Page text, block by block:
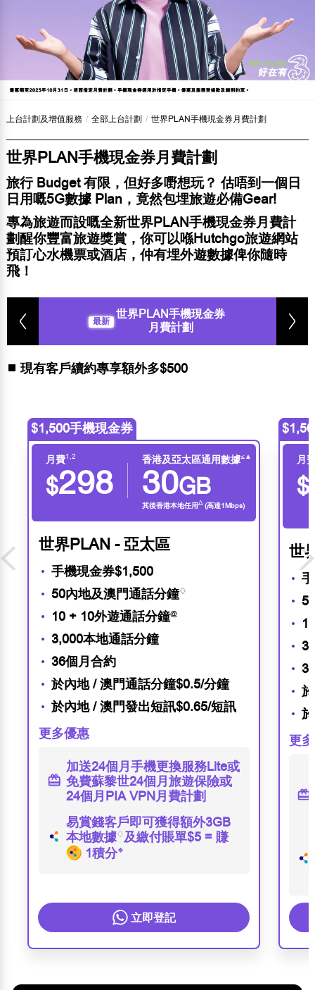
上台計劃及增值服務 / 全部上台計劃 / 世界PLAN手機現金券月費計劃
世界PLAN手機現金券月費計劃
旅行 Budget 有限，但好多嘢想玩？ 估唔到一個日
日用嘅5G數據 Plan，竟然包埋旅遊必備Gear!
專為旅遊而設嘅全新世界PLAN手機現金券月費計
劃醒你豐富旅遊獎賞，你可以喺Hutchgo旅遊網站
預訂心水機票或酒店，仲有埋外遊數據俾你隨時
飛！
最新
世界PLAN手機現金券
月費計劃
現有客戶續約專享額外多$500
$1,500手機現金券
月費1,2
$298
香港及亞太區通用數據≤▲
30GB
其後香港本地任用∆ (高達1Mbps)
世界PLAN - 亞太區
手機現金券$1,500
50內地及澳門通話分鐘♢
10 + 10外遊通話分鐘@
3,000本地通話分鐘
36個月合約
於內地 / 澳門通話分鐘$0.5/分鐘
於內地 / 澳門發出短訊$0.65/短訊
更多優惠
加送24個月手機更換服務Lite或
免費蘇黎世24個月旅遊保險或
24個月PIA VPN月費計劃
易賞錢客戶即可獲得額外3GB
本地數據♢ 及繳付賬單$5 = 賺
1積分❖
立即登記
月
$
世
更